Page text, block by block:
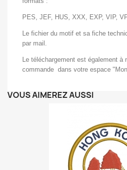
PES, JEF, HUS, XXX, EXP, VIP,
Le fichier du motif et sa fiche
par mail.
Le téléchargement est également à
commande dans votre espace
VOUS AIMEREZ AUSSI